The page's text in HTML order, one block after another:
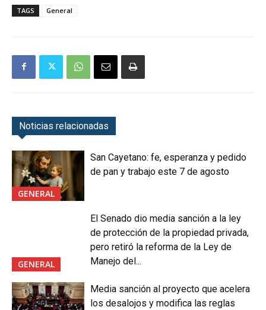
TAGS General
Noticias relacionadas
GENERAL
San Cayetano: fe, esperanza y pedido
de pan y trabajo este 7 de agosto
GENERAL
El Senado dio media sanción a la ley
de protección de la propiedad privada,
pero retiró la reforma de la Ley de
Manejo del...
Media sanción al proyecto que acelera
los desalojos y modifica las reglas